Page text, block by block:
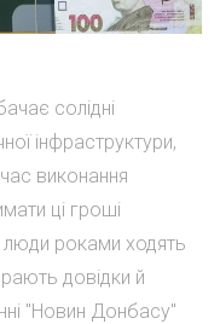
солідні
інфраструктури,
виконання
ці гроші
роками ходять
довідки й
"Новин Донбасу"